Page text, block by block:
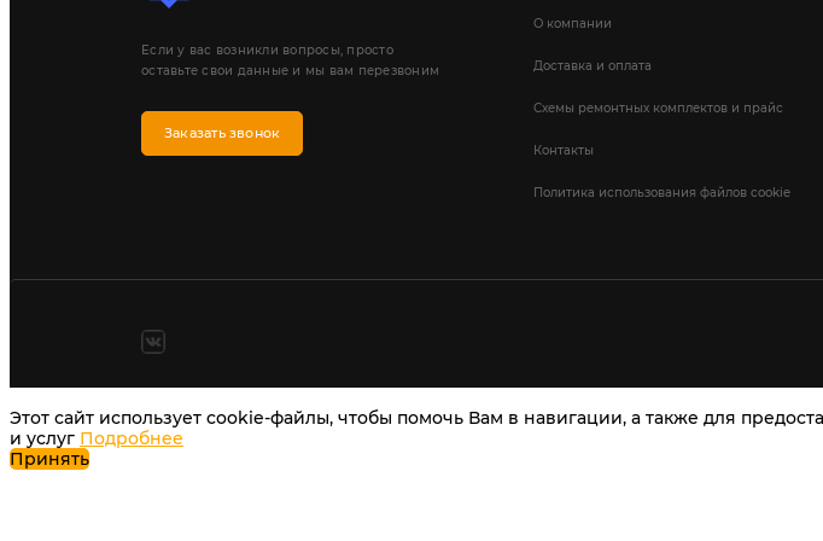
Если у вас возникли вопросы, просто
оставьте свои данные и мы вам перезвоним
Заказать звонок
О компании
Доставка и оплата
Схемы ремонтных комплектов и прайс
Контакты
Политика использования файлов cookie
Этот сайт использует cookie-файлы, чтобы помочь Вам в навигации, а также для
и услуг Подробнее
Принять